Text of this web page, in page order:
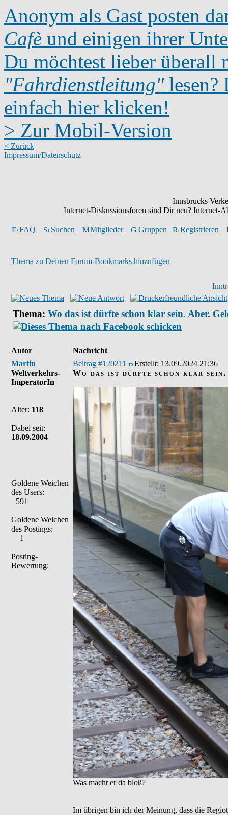
Anonym als Gast posten
Cafè und einigen ihrer
Du möchtest lieber überall
"Fahrdienstleitung"lesen?
einfach hier klicken!
> Zur Mobil-Version
< Zurück
Impressum/Datenschutz
Innsbrucks
Internet-Diskussionsforen sind Dir neu? Internet-
FAQ Suchen Mitglieder Gruppen Registrieren
Thema zu Deinen Forum-Bookmarks hinzufügen
Thema: Wo das ist dürfte schon klar sein. Aber.
Autor
Nachricht
Martin
Weltverkehrs-
ImperatorIn
Alter: 118
Dabei seit:
18.09.2004
Goldene Weichen
des Users:
591
Goldene Weichen
des Postings:
1
Posting-
Bewertung:
Beitrag #120211 Erstellt: 13.09.2024 21:36
Wo das ist dürfte schon klar
Was macht er da bloß?
Im übrigen bin ich der Meinung, dass die